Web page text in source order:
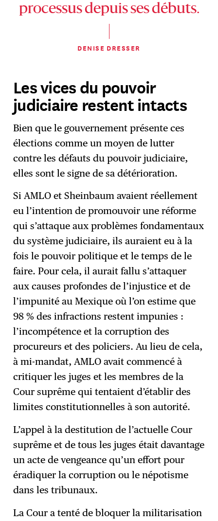
processus depuis ses débuts.
DENISE DRESSER
Les vices du pouvoir
judiciaire restent intacts
Bien que le gouvernement présente ces
élections comme un moyen de lutter
contre les défauts du pouvoir judiciaire,
elles sont le signe de sa détérioration.
Si AMLO et Sheinbaum avaient réellement
eu l’intention de promouvoir une réforme
qui s’attaque aux problèmes fondamentaux
du système judiciaire, ils auraient eu à la
fois le pouvoir politique et le temps de le
faire. Pour cela, il aurait fallu s’attaquer
aux causes profondes de l’injustice et de
l’impunité au Mexique où l’on estime que
98 % des infractions restent impunies :
l’incompétence et la corruption des
procureurs et des policiers. Au lieu de cela,
à mi-mandat, AMLO avait commencé à
critiquer les juges et les membres de la
Cour suprême qui tentaient d’établir des
limites constitutionnelles à son autorité.
L’appel à la destitution de l’actuelle Cour
suprême et de tous les juges était davantage
un acte de vengeance qu’un effort pour
éradiquer la corruption ou le népotisme
dans les tribunaux.
La Cour a tenté de bloquer la militarisation